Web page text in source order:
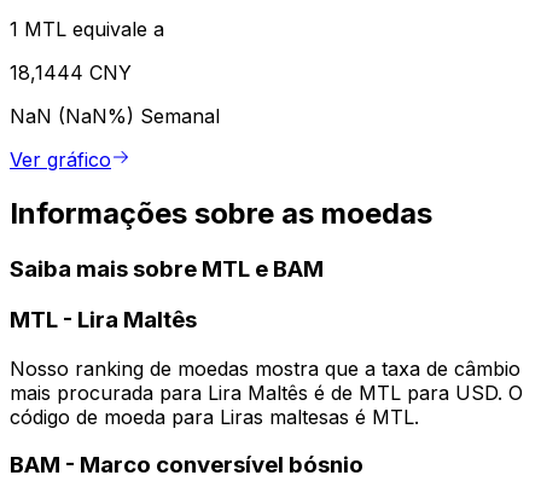
1 MTL equivale a
18,1444 CNY
NaN (NaN%) Semanal
Ver gráfico
Informações sobre as moedas
Saiba mais sobre MTL e BAM
MTL - Lira Maltês
Nosso ranking de moedas mostra que a taxa de câmbio
mais procurada para Lira Maltês é de MTL para USD. O
código de moeda para Liras maltesas é MTL.
BAM - Marco conversível bósnio